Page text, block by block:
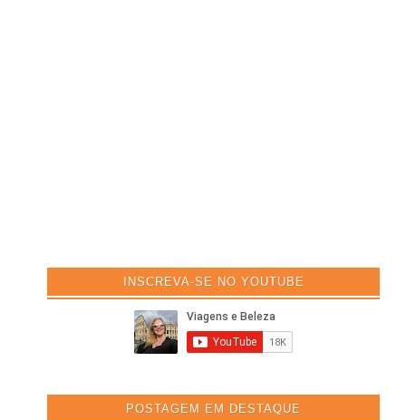
INSCREVA-SE NO YOUTUBE
POSTAGEM EM DESTAQUE